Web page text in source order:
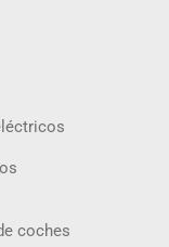
coches